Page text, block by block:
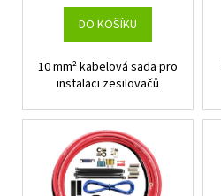
DO KOŠÍKU
10 mm² kabelová sada pro
instalaci zesilovačů